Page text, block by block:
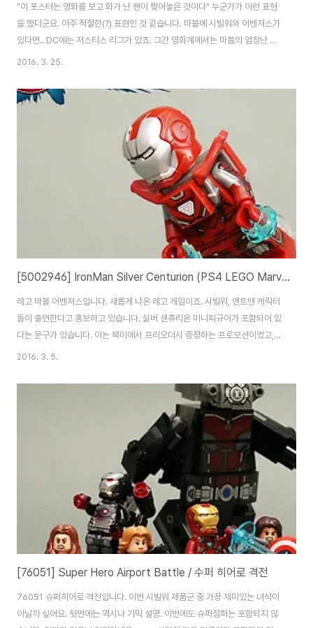
"이 포스터는 영화를 보고 화가 난 팬이 찢어놓은 것이다" 누군가가 이런 표현
을 했더군요. 아주 적절한(?) 표현인 것 같습니다. 마블에 시빌워와 어벤져스가
있다면.. DC에는 저스티스 리그가 있죠. 그간 영화계에서는 마블의 엄청난 성
장에 밀려 힘을 쓰지 못하던 DC가.. 크게 힘을 쓰려고 시작하는 저스티스 리그
Justice 입니다. 다들 그냥 배트맨 대 슈퍼맨의 싸움 아니냐.. 할 수 있지만, 잘
보면 'vs'가 아닌 'v'죠. 둘 다 대립은 있을 수 있으나 싸울만한 상대는 아닌지
라.. 근데 이 중요한 영화에서 잭 스나이더는 대체 뭘 표현하고 싶었을까요? 영
화의 시작과 끝을 맞추기 위한 장면들이 눈에 거슬리고.. 개..
2016. 3. 25.
[5002946] IronMan Silver Centurion (PS4 LEGO Marvel Avengers)
레고 마블 어벤져스입니다. 새롭게 나온 레고 게임이죠. 시빌워, 앤트맨 캐릭터
들이 출연한다고 홍보하고 있습니다. 실버 센츄리온 미니피규어가 포함되어 있
다는 문구가 있습니다. 이는 북미에서 프리오더시 증정하는 프로모션이었고,
일부 유럽 지역에서는 스페셜 팩으로 포함된 버전이 발매되기도 했습니다. 국
모션도 없었죠. 뒷면. 박스 안에는 타이틀과 폴리백 제품이 포함되어 있습니다.
2인 플레이 지원, 설치 용량 15GB 가량, PS Vita 리모트 플레이도 지원합니
다. 자막 가독성을 빼면 실제 리모트로 플레이하기에 큰 무리가 없기도 합니다.
스페셜 코드가 포함되어 있는데.. 하.. 이거 때문에 계정을 또 만들어야 하나 고
2016. 3. 5.
[76051] Super Hero Airport Battle / 수퍼 히어로 격전
76051 슈퍼히어로 격전입니다. 이번 시빌워 제품군 중 가장 재미있는 녀석이
아닐까 싶어요. 뒷면에는 역시나 기믹 설명. 이번에도 슈퍼점퍼는 포함되지 않